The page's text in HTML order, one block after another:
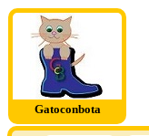
Gatoconbota